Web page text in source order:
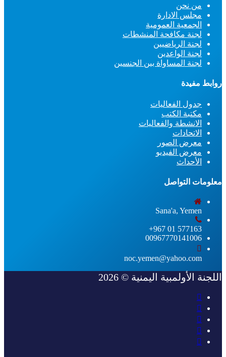
من نحن
مجلس الادارة
الجمعية العمومية
لجنة مكافحة المنشطات
لجنة الرياضيين
لجنة الواعدين
لجنة المساواة بين الجنسين
روابط مفيدة
جدول الفعاليات
مكتبة الكتب
الانشطة والفعاليات
الاتحادات
معرض الصور
معرض الفيديو
الأحداث
معلومات التواصل
Sana'a, Yemen
577163 01 967+
00967770141006
noc.yemen@yahoo.com
اللجنة الأولمبية اليمنية © 2026